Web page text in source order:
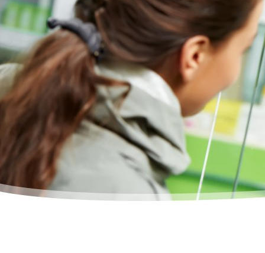
Apotheke suchen
- - -
11.09.2025 |Die Heidelbeere
(Vaccinium myrtillus) - die
Beere der inneren Weisheit und
der Transformation -
11.08.2025 |Der Echte
Thymian (Thymus vulgaris) -
das wohlduftende Kraut des
Mutes und des
Selbstvertrauens
16.07.2025 |
Die Echte Kamille
(Matricaria chamomilla) - die
Blume des Sonnengottes
12.06.2025 |
Die Pfefferminze
(Mentha piperita) - das grüne
Geschenk von Mutter Erde
Spagyrik